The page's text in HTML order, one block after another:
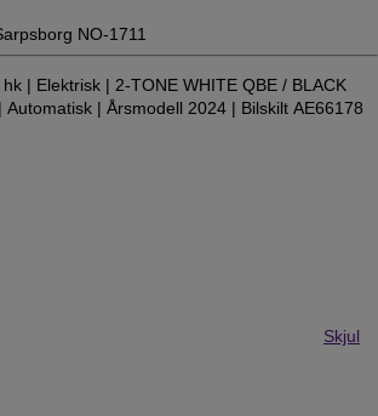
NO-1711
hk | Elektrisk | 2-TONE WHITE QBE / BLACK
| Automatisk | Årsmodell 2024 | Bilskilt AE66178
Skjul